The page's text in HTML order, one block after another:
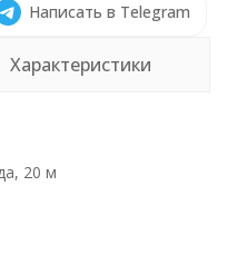
Написать в Telegram
Характеристики
20 м